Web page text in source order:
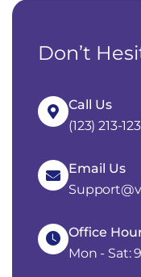
Don’t
Call Us
(123) 213-
Email Us
Office
Mon - Sat: